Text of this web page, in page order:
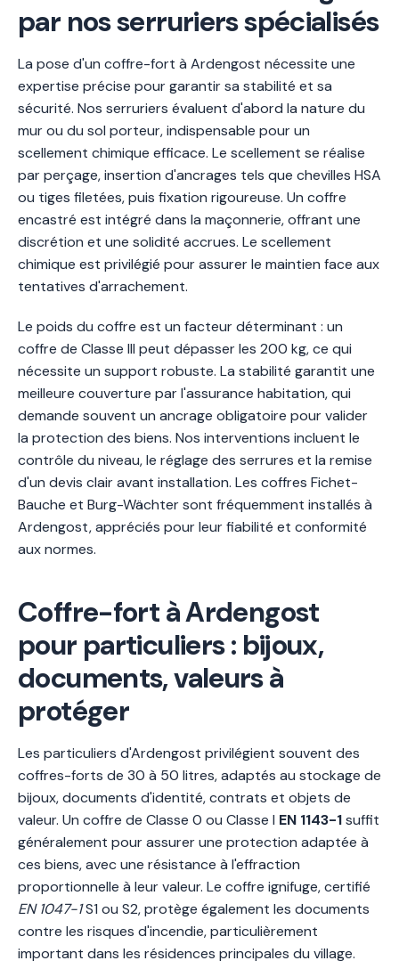
par nos serruriers spécialisés
La pose d'un coffre-fort à Ardengost nécessite une
expertise précise pour garantir sa stabilité et sa
sécurité. Nos serruriers évaluent d'abord la nature du
mur ou du sol porteur, indispensable pour un
scellement chimique efficace. Le scellement se réalise
par perçage, insertion d'ancrages tels que chevilles HSA
ou tiges filetées, puis fixation rigoureuse. Un coffre
encastré est intégré dans la maçonnerie, offrant une
discrétion et une solidité accrues. Le scellement
chimique est privilégié pour assurer le maintien face aux
tentatives d'arrachement.
Le poids du coffre est un facteur déterminant : un
coffre de Classe III peut dépasser les 200 kg, ce qui
nécessite un support robuste. La stabilité garantit une
meilleure couverture par l'assurance habitation, qui
demande souvent un ancrage obligatoire pour valider
la protection des biens. Nos interventions incluent le
contrôle du niveau, le réglage des serrures et la remise
d'un devis clair avant installation. Les coffres Fichet-
Bauche et Burg-Wächter sont fréquemment installés à
Ardengost, appréciés pour leur fiabilité et conformité
aux normes.
Coffre-fort à Ardengost
pour particuliers : bijoux,
documents, valeurs à
protéger
Les particuliers d'Ardengost privilégient souvent des
coffres-forts de 30 à 50 litres, adaptés au stockage de
bijoux, documents d'identité, contrats et objets de
valeur. Un coffre de Classe 0 ou Classe I EN 1143-1suffit
généralement pour assurer une protection adaptée à
ces biens, avec une résistance à l'effraction
proportionnelle à leur valeur. Le coffre ignifuge, certifié
EN 1047-1S1 ou S2, protège également les documents
contre les risques d'incendie, particulièrement
important dans les résidences principales du village.